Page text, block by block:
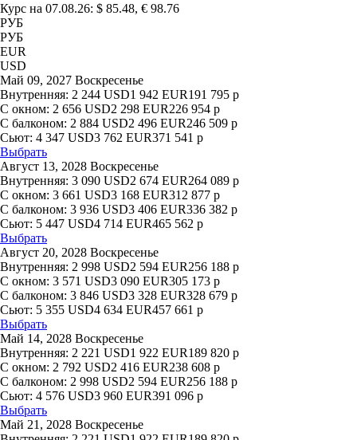
Курс на 07.08.26: $ 85.48, € 98.76
РУБ
РУБ
EUR
USD
Май 09, 2027 Воскресенье
Внутренняя: 2 244 USD1 942 EUR191 795 р
С окном: 2 656 USD2 298 EUR226 954 р
С балконом: 2 884 USD2 496 EUR246 509 р
Сьют: 4 347 USD3 762 EUR371 541 р
Выбрать
Август 13, 2028 Воскресенье
Внутренняя: 3 090 USD2 674 EUR264 089 р
С окном: 3 661 USD3 168 EUR312 877 р
С балконом: 3 936 USD3 406 EUR336 382 р
Сьют: 5 447 USD4 714 EUR465 562 р
Выбрать
Август 20, 2028 Воскресенье
Внутренняя: 2 998 USD2 594 EUR256 188 р
С окном: 3 571 USD3 090 EUR305 173 р
С балконом: 3 846 USD3 328 EUR328 679 р
Сьют: 5 355 USD4 634 EUR457 661 р
Выбрать
Май 14, 2028 Воскресенье
Внутренняя: 2 221 USD1 922 EUR189 820 р
С окном: 2 792 USD2 416 EUR238 608 р
С балконом: 2 998 USD2 594 EUR256 188 р
Сьют: 4 576 USD3 960 EUR391 096 р
Выбрать
Май 21, 2028 Воскресенье